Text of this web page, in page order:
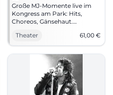
Große MJ-Momente live im
Kongress am Park: Hits,
Choreos, Gänsehaut.
ab 61 €. Erlebe Popgeschichte
mit Power – sichere dir deinen
Platz! #Augsburg
Theater 61,00 €